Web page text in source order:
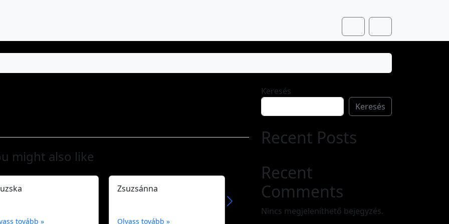
AccountCart
might also like
tovább »
Zsuzsánna
Olvass tovább »
Zsuzsanna
Keresés
Keresés
Recent Posts
Recent
Comments
Nincs megjeleníthető bejegyzés.